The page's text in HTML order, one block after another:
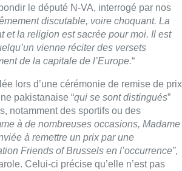
le député N-VA, interrogé par nos
discutable, voire choquant. La
et la religion est sacrée pour moi. Il est
vienne réciter des versets
de la capitale de l’Europe.“
lors d’une cérémonie de remise de prix
pakistanaise “qui se sont distingués”
notamment des sportifs ou des
à de nombreuses occasions, Madame
à remettre un prix par une
Friends of Brussels en l’occurrence”,
Celui-ci précise qu’elle n’est pas